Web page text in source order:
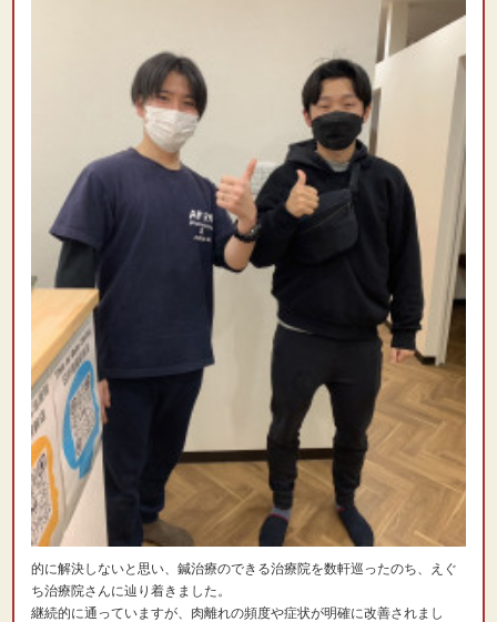
的に解決しないと思い、鍼治療のできる治療院を数軒巡ったのち、えぐ
ち治療院さんに辿り着きました。
継続的に通っていますが、肉離れの頻度や症状が明確に改善されまし